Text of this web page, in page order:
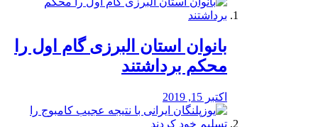
بانوان استان البرزی گام اول را
محكم برداشتند
اکتبر 15, 2019